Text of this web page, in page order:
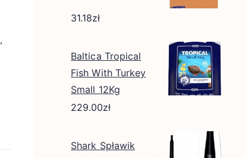
,
31.18zł
Baltica Tropical
Fish With Turkey
Small 12Kg
229.00zł
Shark Spławik